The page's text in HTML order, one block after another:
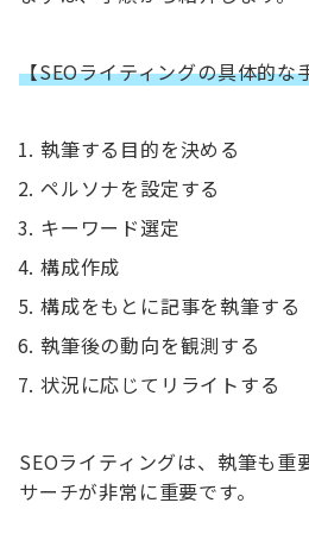
【SEOライティングの具体的な
執筆する目的を決める
ペルソナを設定する
キーワード選定
構成作成
構成をもとに記事を執筆する
執筆後の動向を観測する
状況に応じてリライトする
SEOライティングは、執筆も重
サーチが非常に重要です。